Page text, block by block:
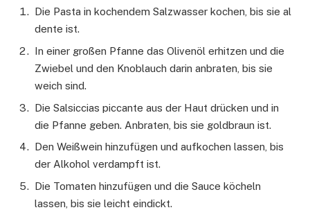
Die Pasta in kochendem Salzwasser kochen, bis sie al
dente ist.
In einer großen Pfanne das Olivenöl erhitzen und die
Zwiebel und den Knoblauch darin anbraten, bis sie
weich sind.
Die Salsiccias piccante aus der Haut drücken und in
die Pfanne geben. Anbraten, bis sie goldbraun ist.
Den Weißwein hinzufügen und aufkochen lassen, bis
der Alkohol verdampft ist.
Die Tomaten hinzufügen und die Sauce köcheln
lassen, bis sie leicht eindickt.